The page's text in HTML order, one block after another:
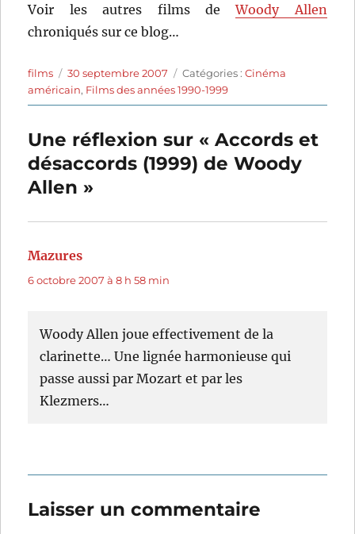
Voir les autres films deWoody Allen
chroniqués sur ce blog…
Auteur
films
Publié
le
30 septembre 2007 Catégories
Catégories :Cinéma
américain, Films des années 1990-1999
Une réflexion sur « Accords et
désaccords (1999) de Woody
Allen »
Mazures
6 octobre 2007 à 8 h 58 min
Woody Allen joue effectivement de la
clarinette… Une lignée harmonieuse qui
passe aussi par Mozart et par les
Klezmers…
Laisser un commentaire